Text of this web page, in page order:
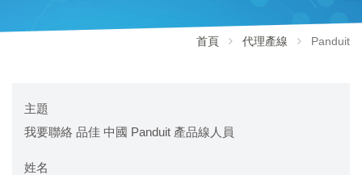
首頁 代理產線 Panduit
主題
我要聯絡 品佳 中國 Panduit 產品線人員
姓名